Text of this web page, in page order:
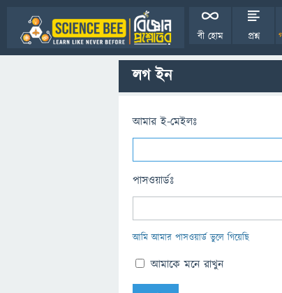
বী হোম প্রশ্ন
লগ ইন
আমার ই-মেইলঃ
পাসওয়ার্ডঃ
আমি আমার পাসওয়ার্ড ভুলে গিয়েছি
আমাকে মনে রাখুন